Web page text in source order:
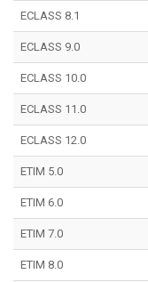
ECLASS 8.1
ECLASS 9.0
ECLASS 10.0
ECLASS 11.0
ECLASS 12.0
ETIM 5.0
ETIM 6.0
ETIM 7.0
ETIM 8.0